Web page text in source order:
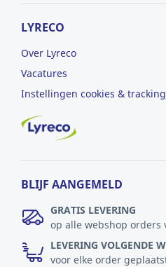
LYRECO
Over Lyreco
Vacatures
Instellingen cookies & tracking
BLIJF AANGEMELD
GRATIS LEVERING
op alle webshop orders
LEVERING VOLGENDE
voor elke order